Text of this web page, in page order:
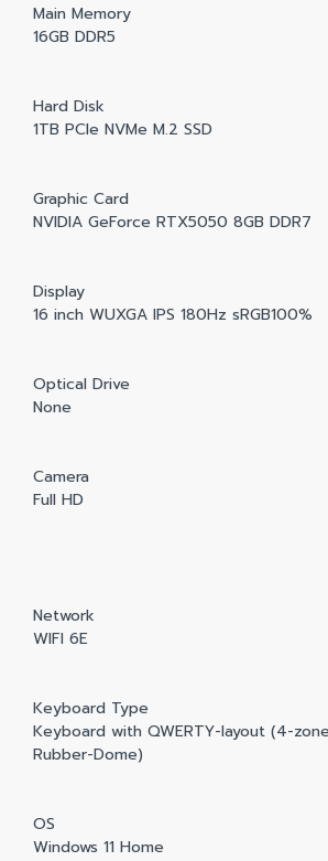
Main Memory
16GB DDR5
Hard Disk
1TB PCIe NVMe M.2 SSD
Graphic Card
NVIDIA GeForce RTX5050 8GB DDR7
Display
16 inch WUXGA IPS 180Hz sRGB100%
Optical Drive
None
Camera
Full HD
Network
WIFI 6E
Keyboard Type
Keyboard with QWERTY-layout (4-
Rubber-Dome)
OS
Windows 11 Home